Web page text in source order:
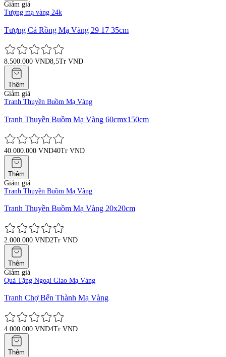
Giảm giá
Tượng mạ vàng 24k
Tượng Cá Rồng Mạ Vàng 29 17 35cm
8.500.000 VND8,5Tr VND
Thêm
Giảm giá
Tranh Thuyền Buồm Mạ Vàng
Tranh Thuyền Buồm Mạ Vàng 60cmx150cm
40.000.000 VND40Tr VND
Thêm
Giảm giá
Tranh Thuyền Buồm Mạ Vàng
Tranh Thuyền Buồm Mạ Vàng 20x20cm
2.000.000 VND2Tr VND
Thêm
Giảm giá
Quà Tặng Ngoại Giao Mạ Vàng
Tranh Chợ Bến Thành Mạ Vàng
4.000.000 VND4Tr VND
Thêm